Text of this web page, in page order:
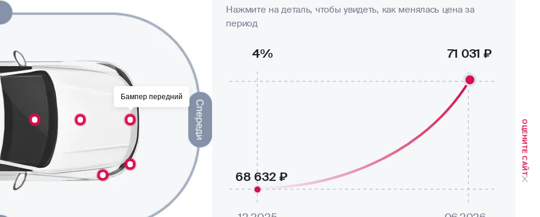
Бампер передний
Нажмите на деталь, чтобы увидеть, как менялась цена за
период
68 632 ₽
71 031 ₽
4%
ОЦЕНИТЕ САЙТ